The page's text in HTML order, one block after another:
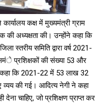
कक्ष में मुख्यमंत्री ग्राम
की अध्यक्षता की। उन्होंने कहा कि
स्तरीय समिति द्वारा वर्ष 2021-
प्रशिक्षकों की संख्या 53 और
कहा कि 2021-22 में 53 लाख 32
व्यय की गई। आदित्य नेगी ने कहा
देना चाहिए, जो प्रशिक्षण प्राप्त कर